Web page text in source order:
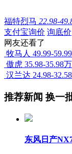
福特烈马 22.98-
支付宝询价 询底价
网友还看了
牧马人 49.99-
傲虎 35.98-35.98万
汉兰达 24.98-
推荐新闻 换一
东风日产